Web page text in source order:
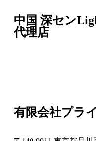
中国 深セン
代理店
有限会社プラ